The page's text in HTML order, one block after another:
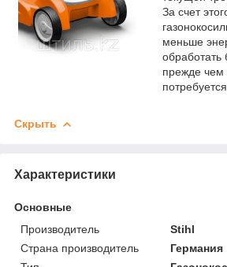
За счет
меньше
прежде чем
Скрыть
Характеристики
Основные
Производитель
Stihl
Страна производитель
Германия